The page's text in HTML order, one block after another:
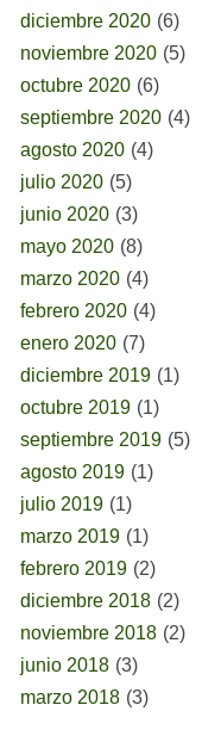
diciembre 2020 (6)
noviembre 2020 (5)
octubre 2020 (6)
septiembre 2020 (4)
agosto 2020 (4)
julio 2020 (5)
junio 2020 (3)
mayo 2020 (8)
marzo 2020 (4)
febrero 2020 (4)
enero 2020 (7)
diciembre 2019 (1)
octubre 2019 (1)
septiembre 2019 (5)
agosto 2019 (1)
julio 2019 (1)
marzo 2019 (1)
febrero 2019 (2)
diciembre 2018 (2)
noviembre 2018 (2)
junio 2018 (3)
marzo 2018 (3)